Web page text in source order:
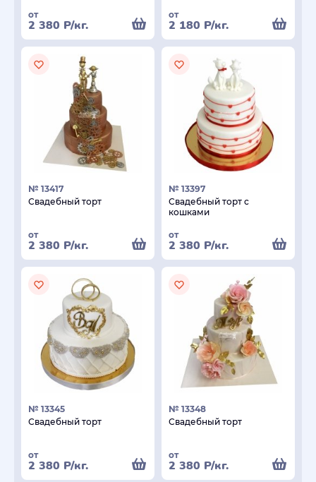
от
2 380 Р/кг.
от
2 180 Р/кг.
№ 13417
Свадебный торт
от
2 380 Р/кг.
№ 13397
Свадебный торт с
кошками
от
2 380 Р/кг.
№ 13345
Свадебный торт
от
2 380 Р/кг.
№ 13348
Свадебный торт
от
2 380 Р/кг.